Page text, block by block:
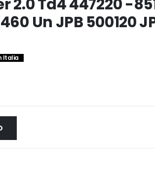
2.0 Td4 447220 -
Un JPB 500120
Italia